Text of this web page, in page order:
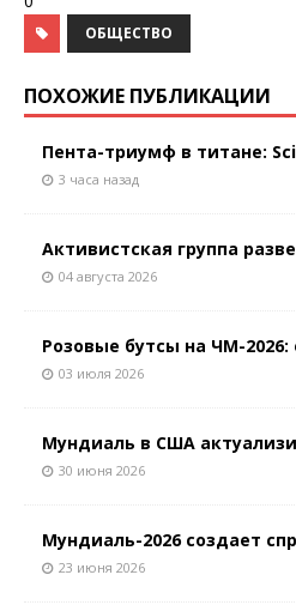
ОБЩЕСТВО
ПОХОЖИЕ ПУБЛИКАЦИИ
Пента-триумф в титане:
3 часа назад
Активистская группа
04 августа 2026
Розовые бутсы на ЧМ-
03 июля 2026
Мундиаль в США
30 июня 2026
Мундиаль-2026 создает
23 июня 2026